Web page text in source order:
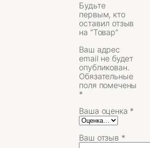
Будьте
первым, кто
оставил отзыв
на “Товар”
Ваш адрес
email не будет
опубликован.
Обязательные
поля помечены
*
Ваша оценка *
Ваш отзыв *